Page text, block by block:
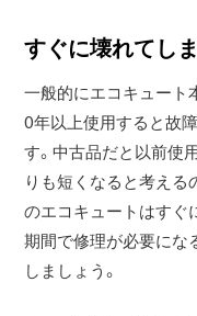
すぐに壊れてし
一般的にエコキュート
0年以上使用すると故
す。中古品だと以前使
りも短くなると考える
のエコキュートはすぐ
期間で修理が必要にな
しましょう。